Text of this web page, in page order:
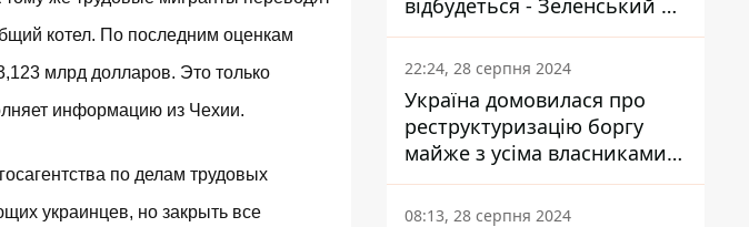
котел. По последним оценкам
млрд долларов. Это только
информацию из Чехии.
по делам трудовых
украинцев, но закрыть все
відбудеться - Зеленський не
підписав закон
22:24, 28 серпня 2024
Україна домовилася про
реструктуризацію боргу
майже з усіма власниками
єврооблігацій: що це
означає для країни
08:13, 28 серпня 2024